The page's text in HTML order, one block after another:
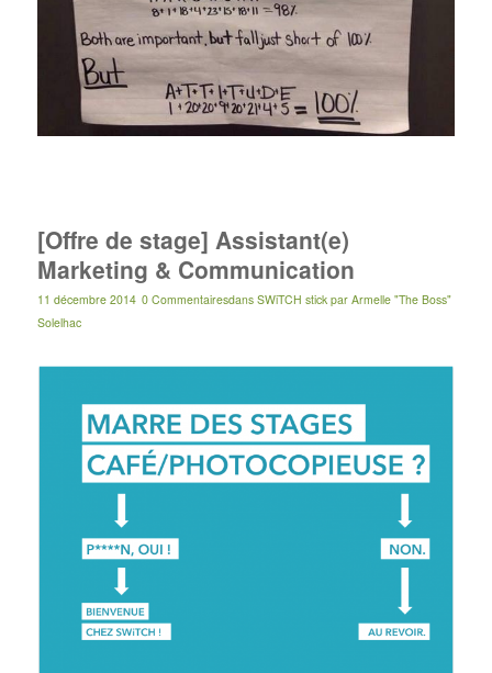
[Offre de stage] Assistant(e)
Marketing & Communication
11 décembre 2014 0 Commentairesdans SWiTCH stick par Armelle "The Boss"
Solelhac